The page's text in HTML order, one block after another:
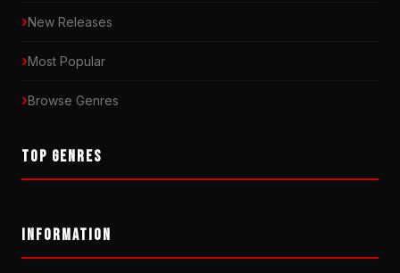
New Releases
Most Popular
Browse Genres
TOP GENRES
INFORMATION